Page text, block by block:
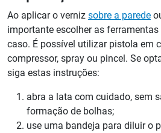
Ao aplicar o verniz sobre a parede
importante escolher as
caso. É possível utilizar pistola em
compressor, spray ou pincel. Se
siga estas instruções:
abra a lata com cuidado, sem
formação de bolhas;
use uma bandeja para diluir o